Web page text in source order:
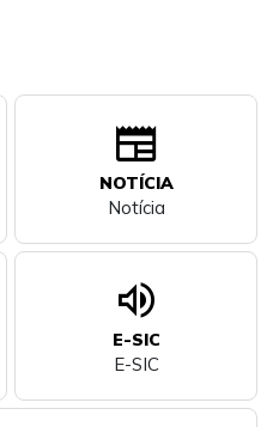
newspaper
NOTÍCIA
Notícia
volume_up
E-SIC
E-SIC